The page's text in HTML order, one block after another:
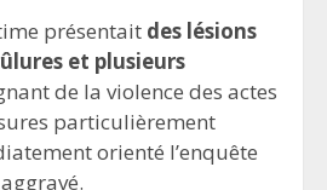
présentait des lésions
et plusieurs
de la violence des actes
particulièrement
orienté l’enquête